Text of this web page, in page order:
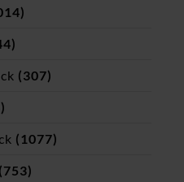
(307)
(1077)
(753)